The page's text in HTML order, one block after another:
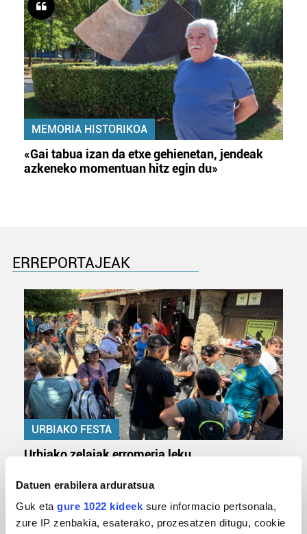
Datuen erabilera arduratsua
Guk eta gure 1022 kideek sure informacio pertsonala,
zure IP zenbakia, esaterako, prozesatzen ditugu, cookie
MEMORIA HISTORIKOA
«Gai tabua izan da etxe gehienetan, jendeak
azkeneko momentuan hitz egin du»
ERREPORTAJEAK
URBIAKO FESTA
Urbiako zelaiak erromeria leku